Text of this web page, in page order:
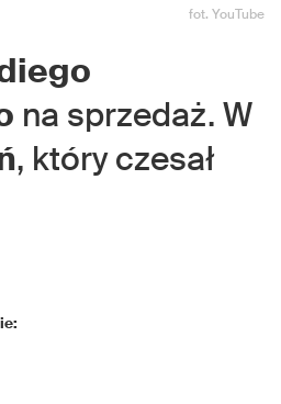
fot. YouTube
na sprzedaż. W
, który czesał